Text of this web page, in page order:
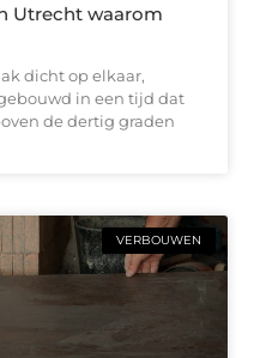
Utrecht waarom
dicht op elkaar,
in een tijd dat
de dertig graden
VERBOUWEN